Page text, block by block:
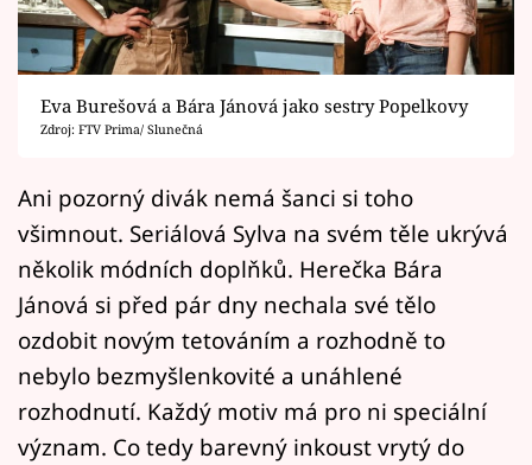
Sledujte prima+
Filmový festival Karlovy Vary
Pořady
Mámy sobě
Přihlášení
Sledujte nás
Eva Burešová a Bára Jánová jako sestry Popelkovy
Zdroj: FTV Prima/ Slunečná
Ani pozorný divák nemá šanci si toho
všimnout. Seriálová Sylva na svém těle ukrývá
několik módních doplňků. Herečka Bára
Jánová si před pár dny nechala své tělo
ozdobit novým tetováním a rozhodně to
nebylo bezmyšlenkovité a unáhlené
rozhodnutí. Každý motiv má pro ni speciální
význam. Co tedy barevný inkoust vrytý do